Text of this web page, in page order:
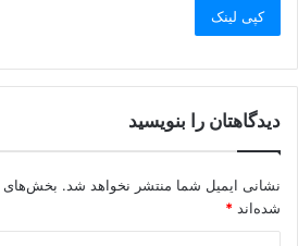
کپی لینک
دیدگاهتان را بنویسید
نشانی ایمیل شما منتشر نخواهد شد. بخش‌های
شده‌اند *